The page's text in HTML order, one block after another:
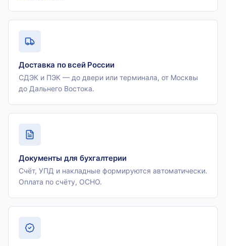
Доставка по всей России
СДЭК и ПЭК — до двери или терминала, от Москвы
до Дальнего Востока.
Документы для бухгалтерии
Счёт, УПД и накладные формируются автоматически.
Оплата по счёту, ОСНО.